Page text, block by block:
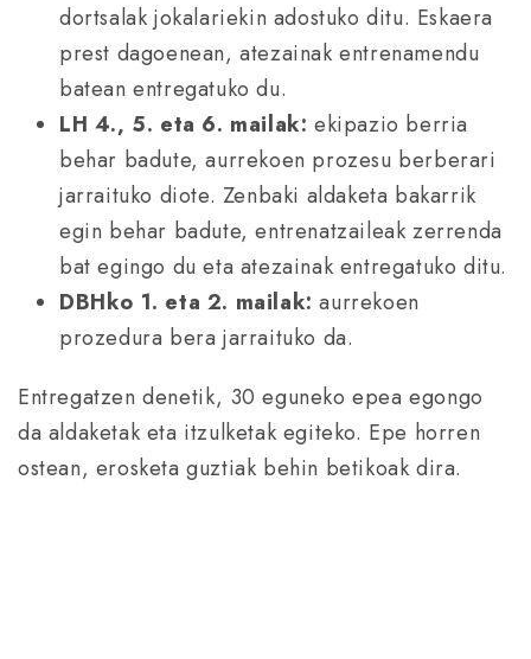
dortsalak jokalariekin adostuko ditu. Eskaera
prest dagoenean, atezainak entrenamendu
batean entregatuko du.
LH 4., 5. eta 6. mailak: ekipazio berria
behar badute, aurrekoen prozesu berberari
jarraituko diote. Zenbaki aldaketa bakarrik
egin behar badute, entrenatzaileak zerrenda
bat egingo du eta atezainak entregatuko ditu.
DBHko 1. eta 2. mailak: aurrekoen
prozedura bera jarraituko da.
Entregatzen denetik, 30 eguneko epea egongo
da aldaketak eta itzulketak egiteko. Epe horren
ostean, erosketa guztiak behin betikoak dira.